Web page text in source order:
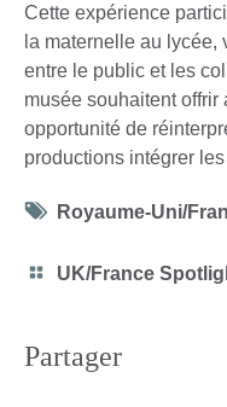
Cette expérience
la maternelle au
entre le public et les
musée souhaitent
opportunité de
productions intégrer
Tag
Royaume-Uni/
Category
UK/France
Partager